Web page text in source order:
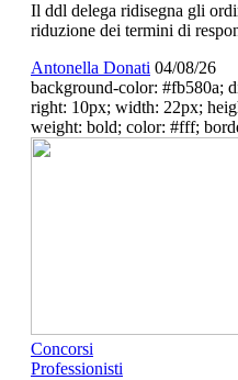
Il ddl delega ridisegna gli
riduzione dei termini di
Antonella Donati 04/08/26
background-color: #fb580a;
right: 10px; width: 22px;
weight: bold; color: #fff;
Concorsi
Professionisti